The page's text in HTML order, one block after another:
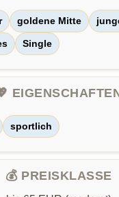
goldene Mitte
Single
sportlich
💰 PREISKLASSE